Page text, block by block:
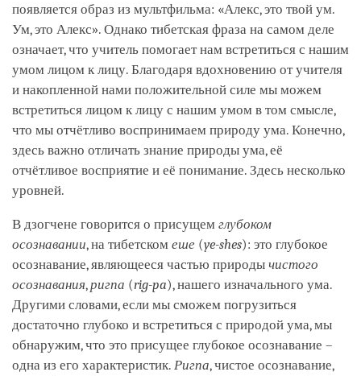
появляется образ из мультфильма: «Алекс, это твой ум.
Ум, это Алекс». Однако тибетская фраза на самом деле
означает, что учитель помогает нам встретиться с нашим
умом лицом к лицу. Благодаря вдохновению от учителя
и накопленной нами положительной силе мы можем
встретиться лицом к лицу с нашим умом в том смысле,
что мы отчётливо воспринимаем природу ума. Конечно,
здесь важно отличать знание природы ума, её
отчётливое восприятие и её понимание. Здесь несколько
уровней.
В дзогчене говорится о присущем глубоком
осознавании, на тибетском еше (ye-shes): это глубокое
осознавание, являющееся частью природы чистого
осознавания, ригпа (rig-pa), нашего изначального ума.
Другими словами, если мы сможем погрузиться
достаточно глубоко и встретиться с природой ума, мы
обнаружим, что это присущее глубокое осознавание –
одна из его характеристик. Ригпа, чистое осознавание,